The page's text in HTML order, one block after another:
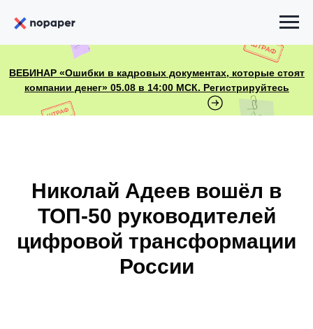
ВЕБИНАР «Ошибки в кадровых документах, которые стоят
Николай Адеев вошёл в
ТОП‑50 руководителей
цифровой трансформации
России